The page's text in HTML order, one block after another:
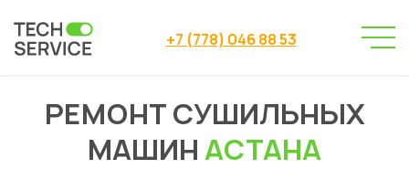
+7 (778) 046 88 53
Сервисный центр
→
Сервисный центр Астана
→
Ремонт сушильных машин
РЕМОНТ СУШИЛЬНЫХ
МАШИНАСТАНА